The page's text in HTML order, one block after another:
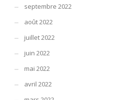
septembre 2022
août 2022
juillet 2022
juin 2022
mai 2022
avril 2022